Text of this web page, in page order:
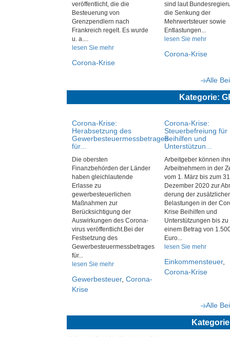
veröffentlicht, die die
Besteuerung von
Grenzpendlern nach
Frankreich regelt. Es wurde
u. a....
lesen Sie mehr
Corona-Krise
sind laut
die Senkung der
Mehrwertsteuer sowie
Entlastungen...
lesen Sie mehr
Corona-Krise
Alle
Kategorie:
Corona-Krise:
Herabsetzung des
Gewerbesteuermessbetrages
für...
Die obersten
Finanzbehörden der Länder
haben gleichlautende
Erlasse zu
gewerbesteuerlichen
Maßnahmen zur
Berücksichtigung der
Auswirkungen des Corona-
virus veröffentlicht.Bei der
Festsetzung des
Gewerbesteuermessbetrages
für...
lesen Sie mehr
Gewerbesteuer, Corona-
Krise
Corona-Krise:
Steuerbefreiung für
Beihilfen und
Unterstützun...
Arbeitgeber können
Arbeitnehmern in der
vom 1. März bis zum
Dezember 2020 zur
derung der
Belastungen in der
Krise Beihilfen und
Unterstützungen bis zu
einem Betrag von
Euro...
lesen Sie mehr
Einkommensteuer,
Corona-Krise
Alle